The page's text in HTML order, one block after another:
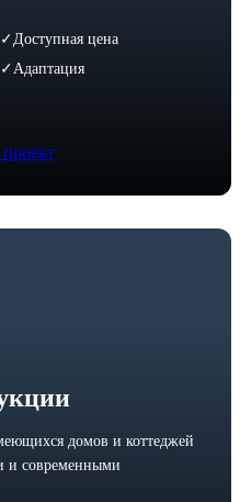
✓ Доступная цена
✓ Адаптация
домов и коттеджей
и современными